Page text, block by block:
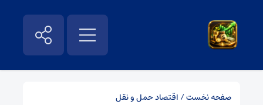
صفحه نخست/ اقتصاد حمل و نقل